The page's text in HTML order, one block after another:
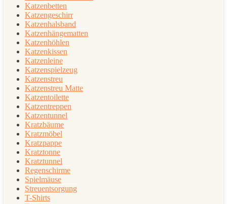
Katzenbetten
Katzengeschirr
Katzenhalsband
Katzenhängematten
Katzenhöhlen
Katzenkissen
Katzenleine
Katzenspielzeug
Katzenstreu
Katzenstreu Matte
Katzentoilette
Katzentreppen
Katzentunnel
Kratzbäume
Kratzmöbel
Kratzpappe
Kratztonne
Kratztunnel
Regenschirme
Spielmäuse
Streuentsorgung
T-Shirts